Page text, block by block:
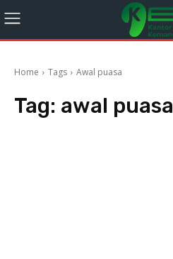
Home Tags Awal puasa
Tag: awal puasa